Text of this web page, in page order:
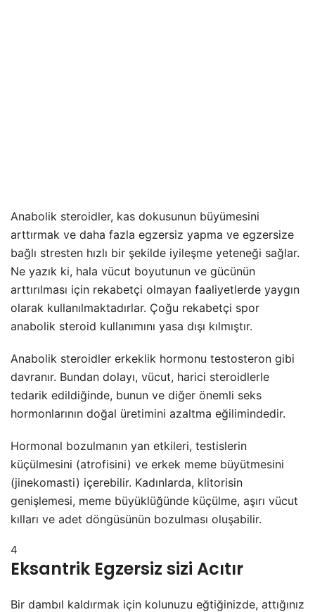
Anabolik steroidler, kas dokusunun büyümesini
arttırmak ve daha fazla egzersiz yapma ve egzersize
bağlı stresten hızlı bir şekilde iyileşme yeteneği sağlar.
Ne yazık ki, hala vücut boyutunun ve gücünün
arttırılması için rekabetçi olmayan faaliyetlerde yaygın
olarak kullanılmaktadırlar. Çoğu rekabetçi spor
anabolik steroid kullanımını yasa dışı kılmıştır.
Anabolik steroidler erkeklik hormonu testosteron gibi
davranır. Bundan dolayı, vücut, harici steroidlerle
tedarik edildiğinde, bunun ve diğer önemli seks
hormonlarının doğal üretimini azaltma eğilimindedir.
Hormonal bozulmanın yan etkileri, testislerin
küçülmesini (atrofisini) ve erkek meme büyütmesini
(jinekomasti) içerebilir. Kadınlarda, klitorisin
genişlemesi, meme büyüklüğünde küçülme, aşırı vücut
kılları ve adet döngüsünün bozulması oluşabilir.
4
Eksantrik Egzersiz sizi Acıtır
Bir dambıl kaldırmak için kolunuzu eğtiğinizde, attığınız